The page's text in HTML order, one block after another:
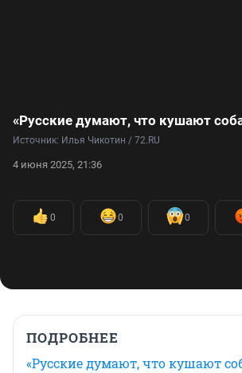
Источник: Илья Чикотин / 72.RU
4 июня 2025, 21:36
0 0 0
ПОДРОБНЕЕ
«Русские думают, что кушают